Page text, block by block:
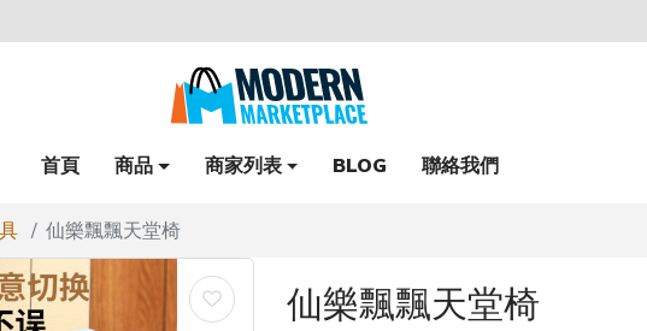
首頁 商品 商家列表 BLOG 聯絡我們
仙樂飄飄天堂椅
仙樂飄飄天堂椅